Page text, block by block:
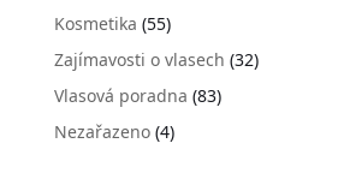
Kosmetika (55)
Zajímavosti o vlasech (32)
Vlasová poradna (83)
Nezařazeno(4)